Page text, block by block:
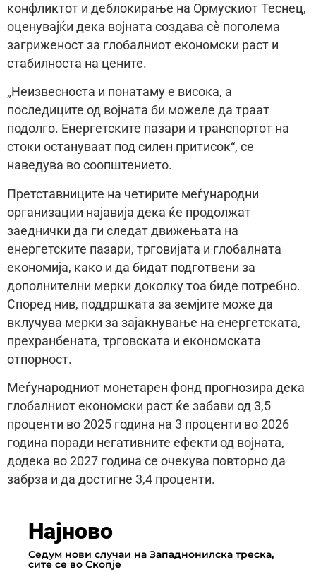
конфликтот и деблокирање на Ормускиот Теснец,
оценувајќи дека војната создава сè поголема
загриженост за глобалниот економски раст и
стабилноста на цените.
„Неизвесноста и понатаму е висока, а
последиците од војната би можеле да траат
подолго. Енергетските пазари и транспортот на
стоки остануваат под силен притисок“, се
наведува во соопштението.
Претставниците на четирите меѓународни
организации најавија дека ќе продолжат
заеднички да ги следат движењата на
енергетските пазари, трговијата и глобалната
економија, како и да бидат подготвени за
дополнителни мерки доколку тоа биде потребно.
Според нив, поддршката за земјите може да
вклучува мерки за зајакнување на енергетската,
прехранбената, трговската и економската
отпорност.
Меѓународниот монетарен фонд прогнозира дека
глобалниот економски раст ќе забави од 3,5
проценти во 2025 година на 3 проценти во 2026
година поради негативните ефекти од војната,
додека во 2027 година се очекува повторно да
забрза и да достигне 3,4 проценти.
Најново
Седум нови случаи на Западнонилска треска,
сите се во Скопје